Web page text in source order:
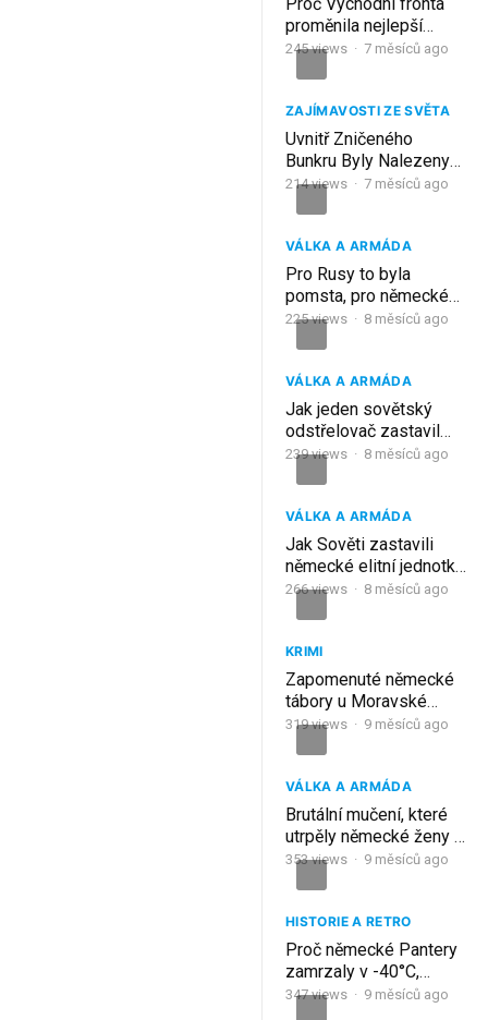
proměnila nejlepší
německé jednotky ve
245views · 7 měsíců ago
ZAJÍMAVOSTI ZE SVĚTA
Uvnitř Zničeného
Bunkru Byly Nalezeny
Zachovalé Německé
214views · 7 měsíců ago
VÁLKA A ARMÁDA
Pro Rusy to byla
pomsta, pro německé
ženy peklo
225views · 8 měsíců ago
VÁLKA A ARMÁDA
Jak jeden sovětský
odstřelovač zastavil
postup celé německé
239views · 8 měsíců ago
VÁLKA A ARMÁDA
Jak Sověti zastavili
německé elitní jednotky
u Kurska?
266views · 8 měsíců ago
KRIMI
Zapomenuté německé
tábory u Moravské
Třebové | Dokument
319views · 9 měsíců ago
VÁLKA A ARMÁDA
Brutální mučení, které
utrpěly německé ženy z
rukou spojenců
353views · 9 měsíců ago
HISTORIE A RETRO
Proč německé Pantery
zamrzaly v -40°C,
zatímco T-34 jely dál?
347views · 9 měsíců ago